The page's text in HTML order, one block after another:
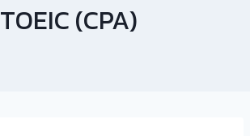
TOEIC (CPA)